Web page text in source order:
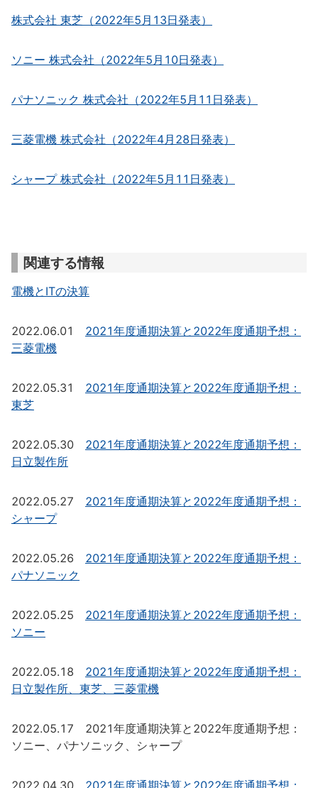
株式会社 東芝（2022年5月13日発表）
ソニー 株式会社（2022年5月10日発表）
パナソニック 株式会社（2022年5月11日発表）
三菱電機 株式会社（2022年4月28日発表）
シャープ 株式会社（2022年5月11日発表）
関連する情報
電機とITの決算
2022.06.01 2021年度通期決算と2022年度通期予想：
三菱電機
2022.05.31 2021年度通期決算と2022年度通期予想：
東芝
2022.05.30 2021年度通期決算と2022年度通期予想：
日立製作所
2022.05.27 2021年度通期決算と2022年度通期予想：
シャープ
2022.05.26 2021年度通期決算と2022年度通期予想：
パナソニック
2022.05.25 2021年度通期決算と2022年度通期予想：
ソニー
2022.05.18 2021年度通期決算と2022年度通期予想：
日立製作所、東芝、三菱電機
2022.05.17 2021年度通期決算と2022年度通期予想：
ソニー、パナソニック、シャープ